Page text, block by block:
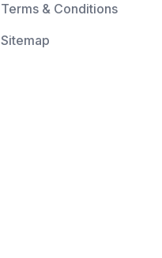
Terms & Conditions
Sitemap